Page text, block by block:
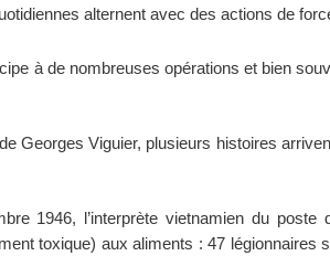
alternent avec des actions de
à de nombreuses opérations et bien
Georges Viguier, plusieurs histoires
1946, l’interprète vietnamien du poste
toxique) aux aliments : 47 légionnaires